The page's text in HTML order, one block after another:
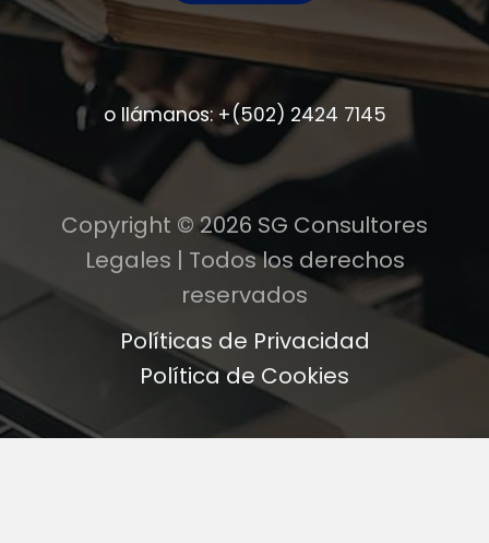
o llámanos: +(502) 2424 7145
Copyright © 2026 SG Consultores
Legales | Todos los derechos
reservados
Políticas de Privacidad
Política de Cookies